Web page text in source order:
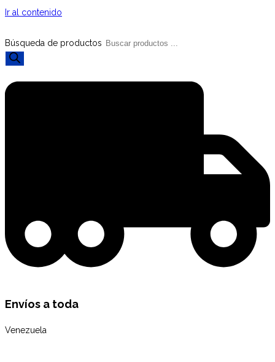
Ir al contenido
Búsqueda de productos
Envíos a toda
Venezuela